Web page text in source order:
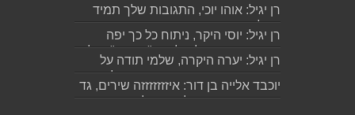
רן יגיל: אוהו יוכי, התגובות שלך תמיד
מאלפות בינה והן יצירה בפני עצמה....
רן יגיל: יוסי היקר, ניתוח כל כך יפה
ומדויק, ממש קולע, לשיר "השקה". של...
רן יגיל: יערה היקרה, שלמי תודה על
התגובה האישית והיפה. אמסור לגדי....
יוכבד אלייה בן דור: איזזזזזזזה שירים, גד
קינר היקר, ותודה לך רן יגיל שהארת